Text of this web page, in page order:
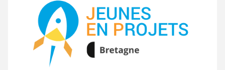
Tiphaine Fromaget
Suivi technique